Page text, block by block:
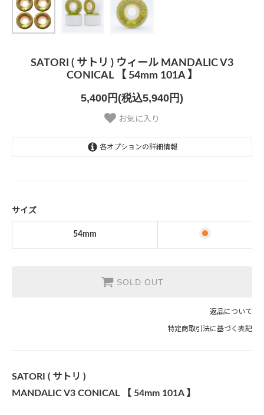
SATORI ( サトリ ) ウィール MANDALIC V3
CONICAL 【 54mm 101A 】
5,400円(税込5,940円)
お気に入り
各オプションの詳細情報
サイズ
54mm
SOLD OUT
返品について
特定商取引法に基づく表記
SATORI ( サトリ )
MANDALIC V3 CONICAL 【 54mm 101A 】